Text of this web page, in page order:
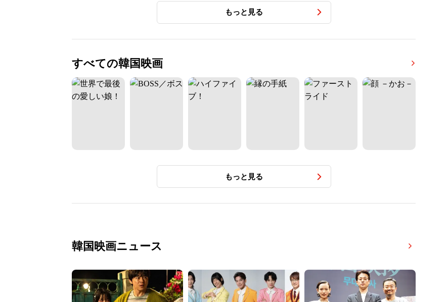
もっと見る
すべての韓国映画
もっと見る
韓国映画ニュース